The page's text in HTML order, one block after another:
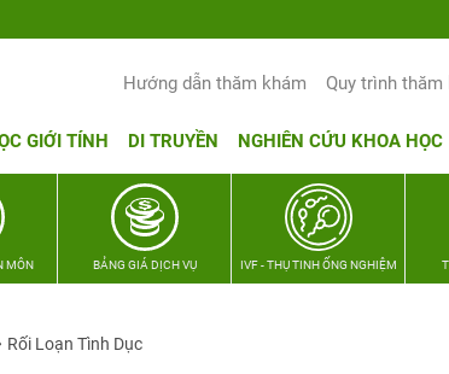
Hướng dẫn thăm khám Quy trình thăm
GIỚI TÍNH DI TRUYỀN NGHIÊN CỨU KHOA HỌC
MÔN BẢNG GIÁ DỊCH VỤ IVF - THỤ TINH ỐNG NGHIỆM
Rối Loạn Tình Dục